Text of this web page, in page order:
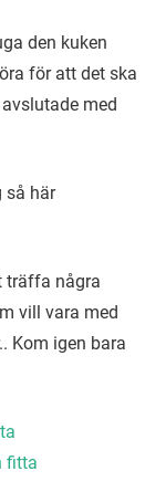
den kuken
för att det ska
med
så här
träffa några
vill vara med
Kom igen bara
fitta